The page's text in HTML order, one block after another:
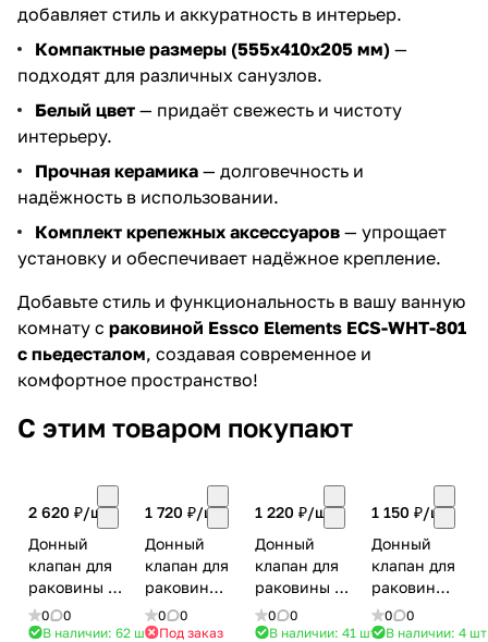
добавляет стиль и аккуратность в интерьер.
Компактные размеры (555x410x205 мм) —
подходят для различных санузлов.
Белый цвет — придаёт свежесть и чистоту
интерьеру.
Прочная керамика — долговечность и
надёжность в использовании.
Комплект крепежных аксессуаров — упрощает
установку и обеспечивает надёжное крепление.
Добавьте стиль и функциональность в вашу ванную
комнату с раковиной Essco Elements ECS-WHT-801
с пьедесталом, создавая современное и
комфортное пространство!
С этим товаром покупают
2 620 ₽/шт
Донный
клапан для
раковины с
переливом
Jaquar ALD-
0
0
В наличии: 62 шт
1 720 ₽/шт
Донный
клапан для
раковины
с
переливом
0
0
Под заказ
1 220 ₽/шт
Донный
клапан для
раковины с
переливом
Jaquar ALD-
0
0
В наличии: 41 шт
1 150 ₽/шт
Донный
клапан для
раковины
с
переливом
0
0
В наличии: 4 шт